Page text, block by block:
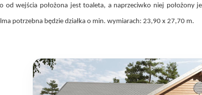
od wejścia położona jest toaleta, a naprzeciwko niej
potrzebna będzie działka o min. wymiarach: 23,90 x 27,70 m.